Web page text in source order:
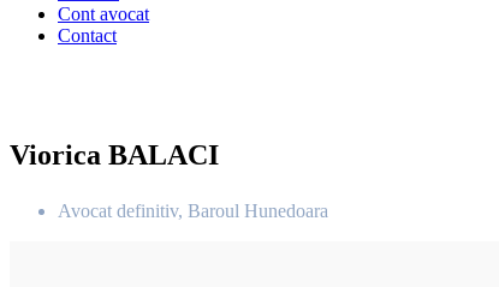
Cont avocat
Contact
Viorica BALACI
Avocat definitiv, Baroul Hunedoara